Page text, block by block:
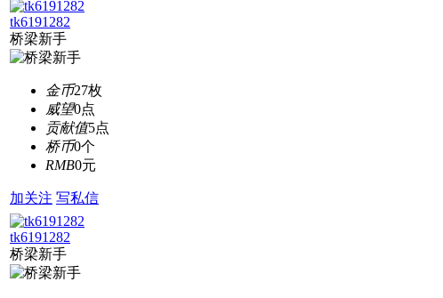
tk6191282
桥梁新手
金币27枚
威望0点
贡献值5点
桥币0个
RMB0元
加关注 写私信
tk6191282
桥梁新手